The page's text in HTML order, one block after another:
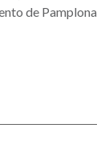
de Pamplona